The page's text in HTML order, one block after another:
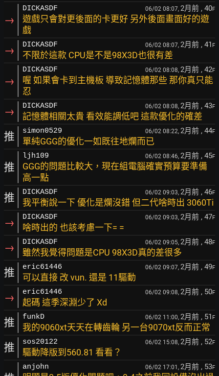
→
DICKASDF 06/02 08:07, 2月前 , 40F
遊戲只會對更後面的卡更好 另外後面畫面好的遊
戲
→ DICKASDF 06/02 08:07, 2月前 , 41 F
不限於這款 CPU是不是98X3D也很有差
→
DICKASDF 06/02 08:08, 2月前 , 42F
喔 如果會卡到主機板 導致記憶體那些 那你真只能
忍
→ DICKASDF 06/02 08:08, 2月前 , 43F
記憶體相關太貴 看效能調低吧 這款優化的確差
推 simon0529 06/02 08:22, 2月前 , 44F
單純GGG的優化一如既往地爛而已
推
ljh109 06/02 08:46, 2月前 , 45F
GGG的問題比較大，現在組電腦確實預算要準備
高一點
推 DICKASDF 06/02 09:03, 2月前 , 46F
我平衡說一下 優化是爛沒錯 但二代啥時出 3060Ti
→ DICKASDF 06/02 09:03, 2月前 , 47F
啥時出的 也該考慮一下= =
→ DICKASDF 06/02 09:05, 2月前 , 48F
雖然我覺得問題是CPU 98X3D真的差很多
推 eric61446 06/02 09:07, 2月前 , 49F
可以直接 改 vun. 還是 11驅動
→ eric61446 06/02 09:08, 2月前 , 50F
起碼 這季深淵少了 Xd
推 funkD 06/02 11:00, 2月前 , 51 F
我的9060xt天天在轉齒輪 另一台9070xt反而正常
推 sos20122 06/02 15:08, 2月前 , 52F
驅動降版到560.81 看看？
anjohn 06/02 17:01, 2月前 , 53F